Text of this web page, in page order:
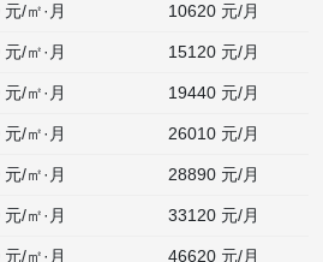
/㎡·月 10620元/月
/㎡·月 15120元/月
/㎡·月 19440元/月
/㎡·月 26010元/月
/㎡·月 28890元/月
/㎡·月 33120元/月
/㎡·月 46620元/月